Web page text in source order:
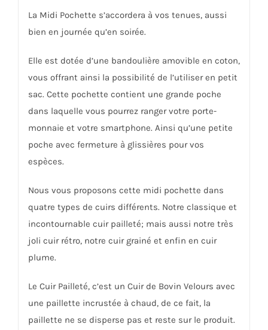
La Midi Pochette s’accordera à vos tenues, aussi
bien en journée qu’en soirée.
Elle est dotée d’une bandoulière amovible en coton,
vous offrant ainsi la possibilité de l’utiliser en petit
sac. Cette pochette contient une grande poche
dans laquelle vous pourrez ranger votre porte-
monnaie et votre smartphone. Ainsi qu’une petite
poche avec fermeture à glissières pour vos
espèces.
Nous vous proposons cette midi pochette dans
quatre types de cuirs différents. Notre classique et
incontournable cuir pailleté; mais aussi notre très
joli cuir rétro, notre cuir grainé et enfin en cuir
plume.
Le Cuir Pailleté, c’est un Cuir de Bovin Velours avec
une paillette incrustée à chaud, de ce fait, la
paillette ne se disperse pas et reste sur le produit.